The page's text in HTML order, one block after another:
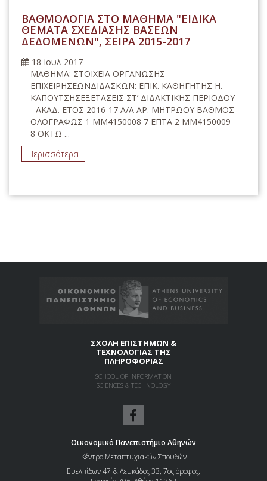
ΒΑΘΜΟΛΟΓΙΑ ΣΤΟ ΜΑΘΗΜΑ "ΕΙΔΙΚΑ
ΘΕΜΑΤΑ ΣΧΕΔΙΑΣΗΣ ΒΑΣΕΩΝ
ΔΕΔΟΜΕΝΩΝ", ΣΕΙΡΑ 2015-2017
18 Ιουλ 2017
ΜΑΘΗΜΑ: ΣΤΟΙΧΕΙΑ ΟΡΓΑΝΩΣΗΣ
ΕΠΙΧΕΙΡΗΣΕΩΝΔΙΔΑΣΚΩΝ: ΕΠΙΚ. ΚΑΘΗΓΗΤΗΣ Η.
ΚΑΠΟΥΤΣΗΣΕΞΕΤΑΣΕΙΣ ΣΤ’ ΔΙΔΑΚΤΙΚΗΣ ΠΕΡΙΟΔΟΥ
- ΑΚΑΔ. ΕΤΟΣ 2016-17 Α/Α ΑΡ. ΜΗΤΡΩΟΥ ΒΑΘΜΟΣ
ΟΛΟΓΡΑΦΩΣ 1 ΜΜ4150008 7 ΕΠΤΑ 2 ΜΜ4150009
8 ΟΚΤΩ ...
Περισσότερα
ΣΧΟΛΗ ΕΠΙΣΤΗΜΩΝ &
ΤΕΧΝΟΛΟΓΙΑΣ ΤΗΣ
ΠΛΗΡΟΦΟΡΙΑΣ
SCHOOL OF INFORMATION
SCIENCES & TECHNOLOGY
Οικονομικό Πανεπιστήμιο Αθηνών
Κέντρο Μεταπτυχιακών Σπουδών
Ευελπίδων 47 & Λευκάδος 33, 7ος όροφος,